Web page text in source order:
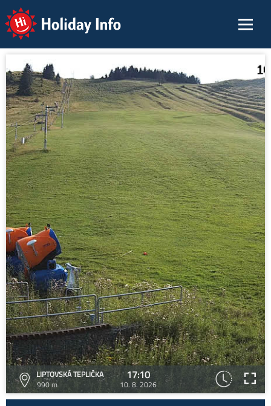
Holiday Info
LIPTOVSKÁ TEPLIČKA
990 m
17:10
10. 8. 2026